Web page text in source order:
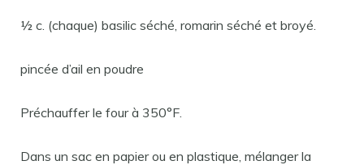
½ c. (chaque) basilic séché, romarin séché et broyé.
pincée d’ail en poudre
Préchauffer le four à 350°F.
Dans un sac en papier ou en plastique, mélanger la